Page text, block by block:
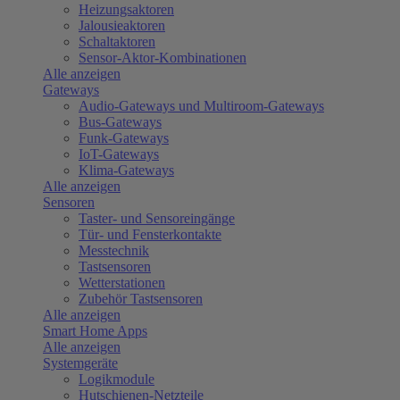
Heizungsaktoren
Jalousieaktoren
Schaltaktoren
Sensor-Aktor-Kombinationen
Alle anzeigen
Gateways
Audio-Gateways und Multiroom-Gateways
Bus-Gateways
Funk-Gateways
IoT-Gateways
Klima-Gateways
Alle anzeigen
Sensoren
Taster- und Sensoreingänge
Tür- und Fensterkontakte
Messtechnik
Tastsensoren
Wetterstationen
Zubehör Tastsensoren
Alle anzeigen
Smart Home Apps
Alle anzeigen
Systemgeräte
Logikmodule
Hutschienen-Netzteile